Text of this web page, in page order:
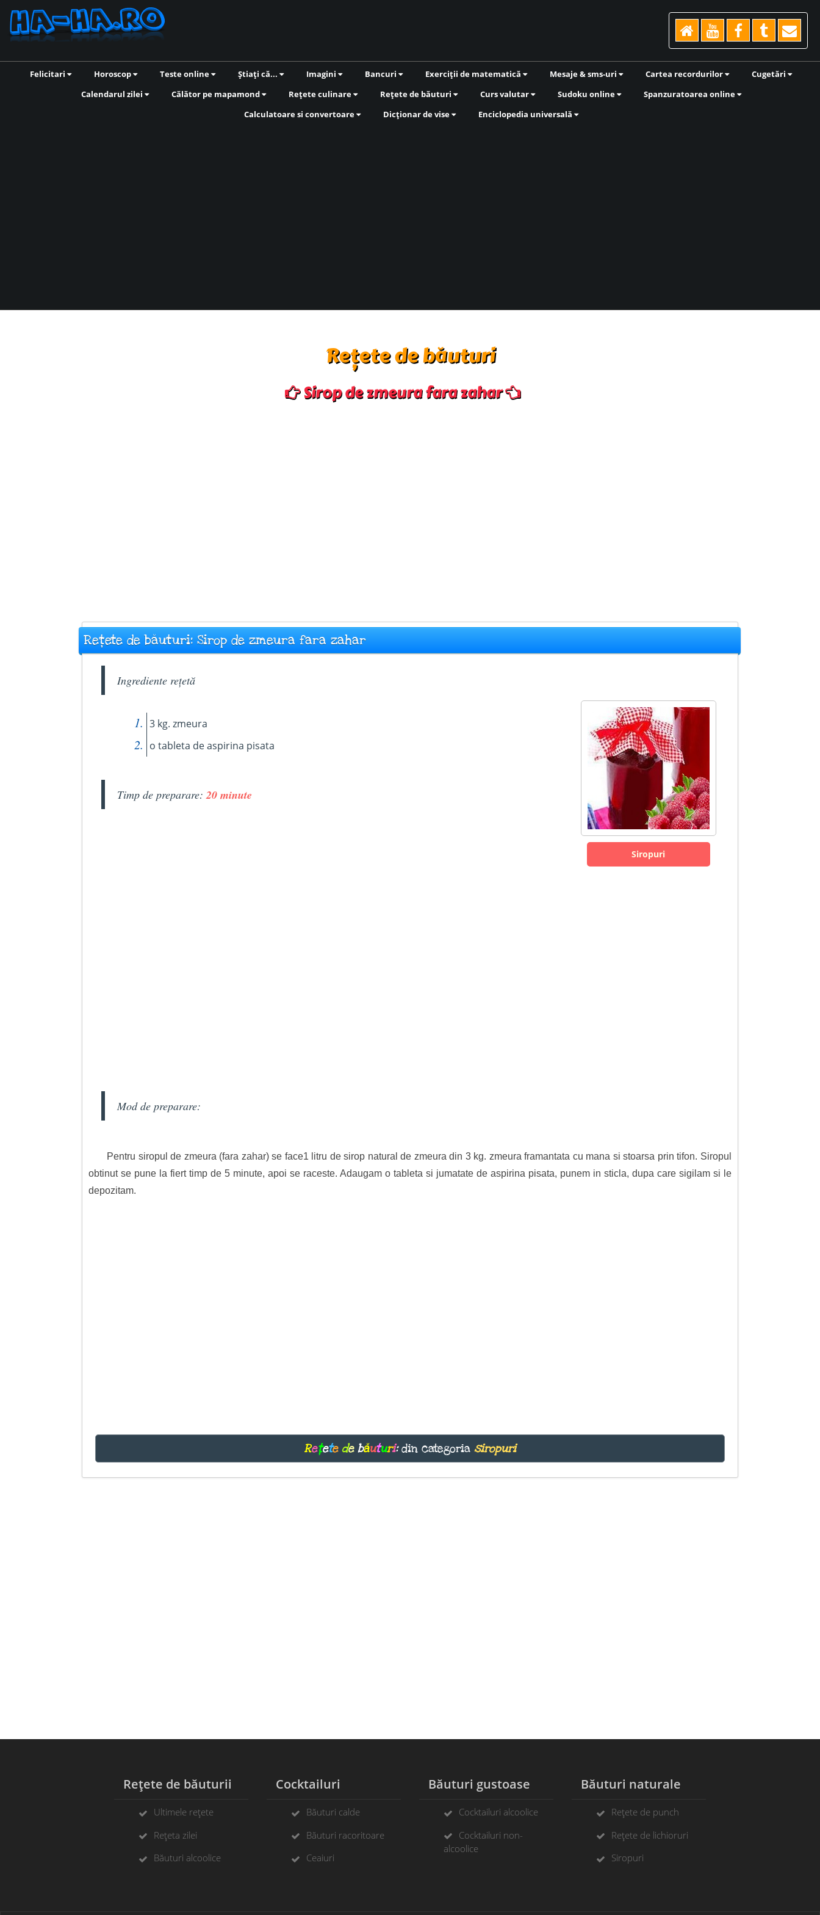
Felicitari Horoscop Teste online Știați că... Imagini Bancuri Exerciții de matematică Mesaje & sms-uri Cartea recordurilor
Cugetări
Calendarul zilei
Călător pe mapamond Rețete culinare Rețete de băuturi Curs valutar Sudoku online
Spanzuratoarea online
Calculatoare si convertoare
Dicționar de vise Enciclopedia universală
Rețete de băuturi
Sirop de zmeura fara zahar
Rețete de băuturi: Sirop de zmeura fara zahar
Siropuri
Ingrediente rețetă
3 kg. zmeura
o tableta de aspirina pisata
Timp de preparare:20 minute
Mod de preparare:
Pentru siropul de zmeura (fara zahar) se face1 litru de sirop natural de zmeura din 3 kg. zmeura framantata cu mana si stoarsa prin tifon. Siropul
obtinut se pune la fiert timp de 5 minute, apoi se raceste. Adaugam o tableta si jumatate de aspirina pisata, punem in sticla, dupa care sigilam si le
depozitam.
Rețete de băuturi:din categoria siropuri
Rețete de băuturii
Ultimele rețete
Rețeta zilei
Băuturi alcoolice
Cocktailuri
Băuturi calde
Băuturi racoritoare
Ceaiuri
Băuturi gustoase
Cocktailuri alcoolice
Cocktailuri non-
alcoolice
Băuturi naturale
Rețete de punch
Rețete de lichioruri
Siropuri